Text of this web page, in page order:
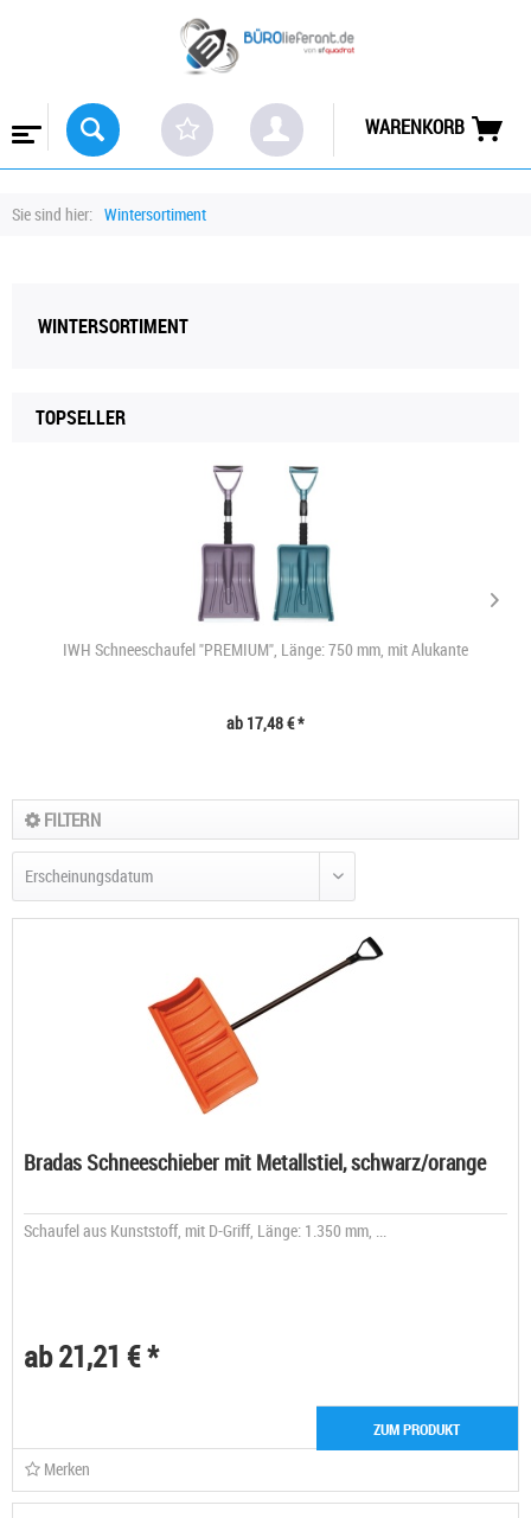
WARENKORB
Sie sind hier: Wintersortiment
WINTERSORTIMENT
TOPSELLER
IWH Schneeschaufel "PREMIUM", Länge: 750 mm, mit Alukante
ab 17,48 € *
FILTERN
Bradas Schneeschieber mit Metallstiel, schwarz/orange
Schaufel aus Kunststoff, mit D-Griff, Länge: 1.350 mm, ...
ab 21,21 € *
ZUM PRODUKT
Merken